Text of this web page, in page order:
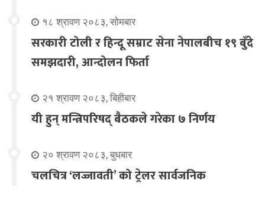
१८ श्रावण २०८३, सोमबार
सरकारी टोली र हिन्दू सम्राट सेना नेपालबीच १९ बुँदे
समझदारी, आन्दोलन फिर्ता
२१ श्रावण २०८३, बिहीबार
यी हुन् मन्त्रिपरिषद् बैठकले गरेका ७ निर्णय
२० श्रावण २०८३, बुधबार
चलचित्र ‘लज्जावती’ को ट्रेलर सार्वजनिक